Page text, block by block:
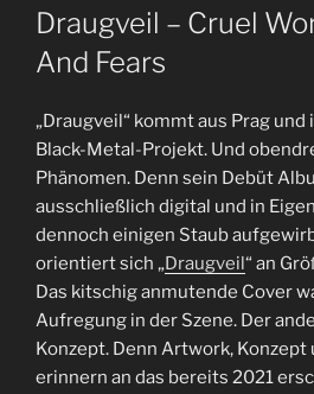
AM
Draugveil – Cruel
And Fears
„Draugveil“ kommt aus Prag
Black-Metal-Projekt. Und
Phänomen. Denn sein Debüt
ausschließlich digital und in
dennoch einigen Staub
orientiert sich „Draugveil“ an
Das kitschig anmutende Cover
Aufregung in der Szene. Der
Konzept. Denn Artwork, Konzept
erinnern an das bereits 2021